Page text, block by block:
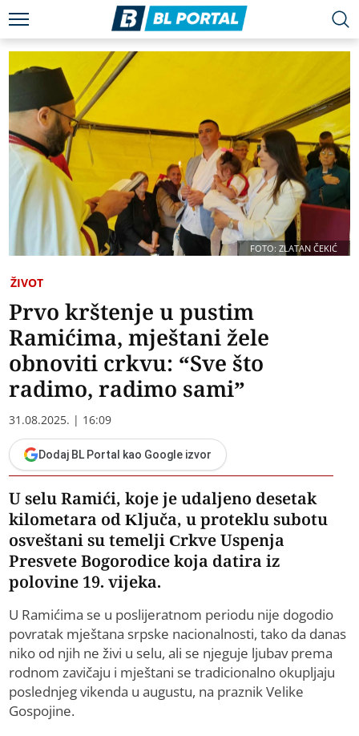
FOTO: ZLATAN ČEKIĆ
ŽIVOT
Prvo krštenje u pustim
Ramićima, mještani žele
obnoviti crkvu: “Sve što
radimo, radimo sami”
31.08.2025. | 16:09
Dodaj BL Portal kao Google izvor
U selu Ramići, koje je udaljeno desetak
kilometara od Ključa, u proteklu subotu
osveštani su temelji Crkve Uspenja
Presvete Bogorodice koja datira iz
polovine 19. vijeka.
U Ramićima se u poslijeratnom periodu nije dogodio
povratak mještana srpske nacionalnosti, tako da danas
niko od njih ne živi u selu, ali se njeguje ljubav prema
rodnom zavičaju i mještani se tradicionalno okupljaju
poslednjeg vikenda u augustu, na praznik Velike
Gospojine.